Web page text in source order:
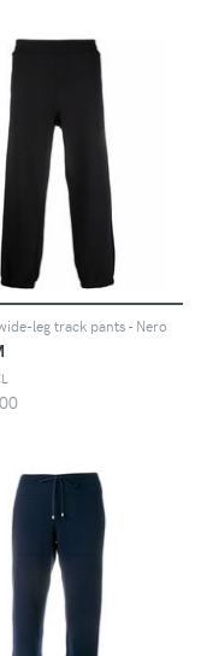
leg track pants - Nero